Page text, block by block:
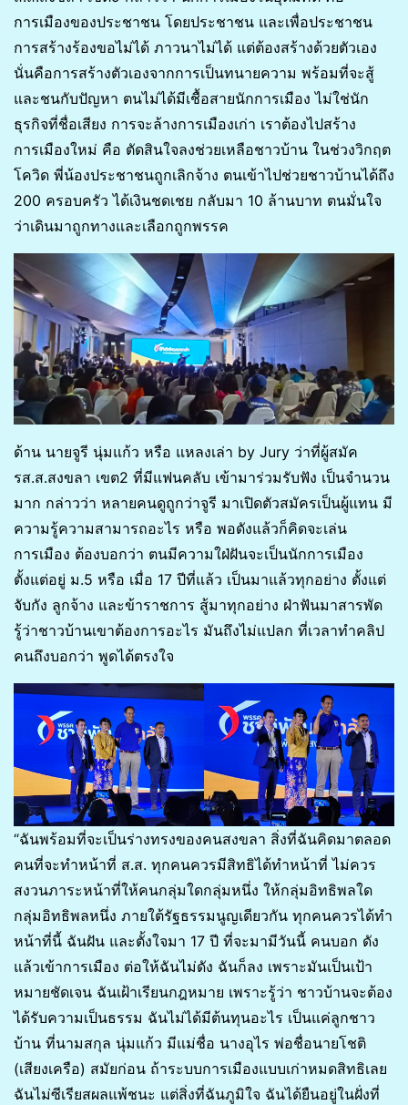
การเมืองของประชาชน โดยประชาชน และเพื่อประชาชน
การสร้างร้องขอไม่ได้ ภาวนาไม่ได้ แต่ต้องสร้างด้วยตัวเอง
นั่นคือการสร้างตัวเองจากการเป็นทนายความ พร้อมที่จะสู้
และชนกับปัญหา ตนไม่ได้มีเชื้อสายนักการเมือง ไม่ใช่นัก
ธุรกิจที่ชื่อเสียง การจะล้างการเมืองเก่า เราต้องไปสร้าง
การเมืองใหม่ คือ ตัดสินใจลงช่วยเหลือชาวบ้าน ในช่วงวิกฤต
โควิด พี่น้องประชาชนถูกเลิกจ้าง ตนเข้าไปช่วยชาวบ้านได้ถึง
200 ครอบครัว ได้เงินชดเชย กลับมา 10 ล้านบาท ตนมั่นใจ
ว่าเดินมาถูกทางและเลือกถูกพรรค
ด้าน นายจูรี นุ่มแก้ว หรือ แหลงเล่า by Jury ว่าที่ผู้สมัค
รส.ส.สงขลา เขต2 ที่มีแฟนคลับ เข้ามาร่วมรับฟัง เป็นจำนวน
มาก กล่าวว่า หลายคนดูถูกว่าจูรี มาเปิดตัวสมัครเป็นผู้แทน มี
ความรู้ความสามารถอะไร หรือ พอดังแล้วก็คิดจะเล่น
การเมือง ต้องบอกว่า ตนมีความใฝ่ฝันจะเป็นนักการเมือง
ตั้งแต่อยู่ ม.5 หรือ เมื่อ 17 ปีที่แล้ว เป็นมาแล้วทุกอย่าง ตั้งแต่
จับกัง ลูกจ้าง และข้าราชการ สู้มาทุกอย่าง ฝ่าฟันมาสารพัด
รู้ว่าชาวบ้านเขาต้องการอะไร มันถึงไม่แปลก ที่เวลาทำคลิป
คนถึงบอกว่า พูดได้ตรงใจ
“ฉันพร้อมที่จะเป็นร่างทรงของคนสงขลา สิ่งที่ฉันคิดมาตลอด
คนที่จะทำหน้าที่ ส.ส. ทุกคนควรมีสิทธิได้ทำหน้าที่ ไม่ควร
สงวนภาระหน้าที่ให้คนกลุ่มใดกลุ่มหนึ่ง ให้กลุ่มอิทธิพลใด
กลุ่มอิทธิพลหนึ่ง ภายใต้รัฐธรรมนูญเดียวกัน ทุกคนควรได้ทำ
หน้าที่นี้ ฉันฝัน และตั้งใจมา 17 ปี ที่จะมามีวันนี้ คนบอก ดัง
แล้วเข้าการเมือง ต่อให้ฉันไม่ดัง ฉันก็ลง เพราะมันเป็นเป้า
หมายชัดเจน ฉันเฝ้าเรียนกฎหมาย เพราะรู้ว่า ชาวบ้านจะต้อง
ได้รับความเป็นธรรม ฉันไม่ได้มีต้นทุนอะไร เป็นแค่ลูกชาว
บ้าน ที่นามสกุล นุ่มแก้ว มีแม่ชื่อ นางอุไร พ่อชื่อนายโชติ
(เสียงเครือ) สมัยก่อน ถ้าระบบการเมืองแบบเก่าหมดสิทธิเลย
ฉันไม่ซีเรียสผลแพ้ชนะ แต่สิ่งที่ฉันภูมิใจ ฉันได้ยืนอยู่ในฝั่งที่